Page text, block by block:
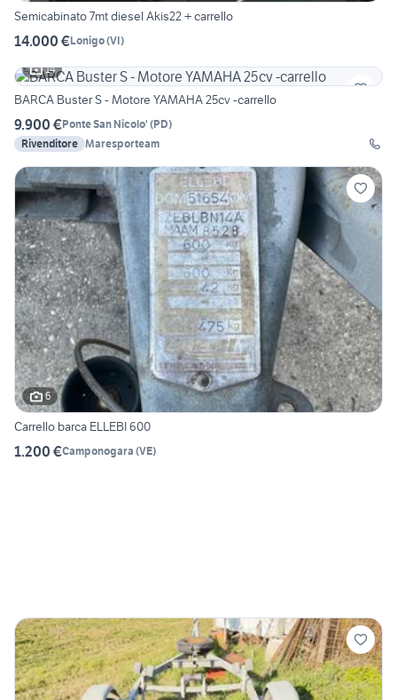
Semicabinato 7mt diesel Akis22 + carrello
14.000 €Lonigo(VI)
14
BARCA Buster S - Motore YAMAHA 25cv -carrello
9.900 €Ponte San Nicolo' (PD)
Rivenditore Maresporteam
6
Carrello barca ELLEBI 600
1.200 €Camponogara (VE)